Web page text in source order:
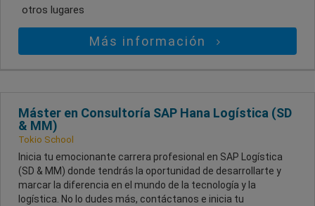
otros lugares
Más información
Máster en Consultoría SAP Hana Logística (SD
& MM)
Tokio School
Inicia tu emocionante carrera profesional en SAP Logística
(SD & MM) donde tendrás la oportunidad de desarrollarte y
marcar la diferencia en el mundo de la tecnología y la
logística. No lo dudes más, contáctanos e inicia tu